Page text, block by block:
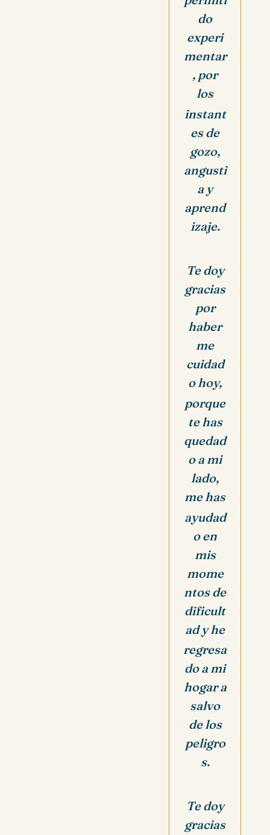
do
experi
mentar
, por
los
instant
es de
gozo,
angusti
a y
aprend
izaje.
Te doy
gracias
por
haber
me
cuidad
o hoy,
porque
te has
quedad
o a mi
lado,
me has
ayudad
o en
mis
mome
ntos de
dificult
ad y he
regresa
do a mi
hogar a
salvo
de los
peligro
s.
Te doy
gracias